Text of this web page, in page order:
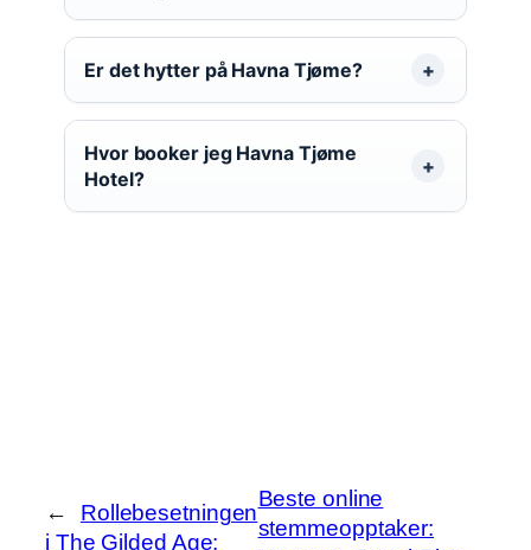
Er det hytter på Havna Tjøme?
Hvor booker jeg Havna Tjøme
Hotel?
←
Rollebesetningen
i The Gilded Age:
Beste online
stemmeopptaker: